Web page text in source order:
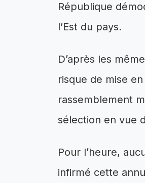
République
l’Est du pays.
D’après les
risque de mise
rassemblement
sélection en vue
Pour l’heure,
infirmé cette